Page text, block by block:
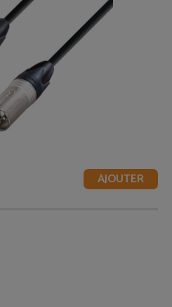
AJOUTER